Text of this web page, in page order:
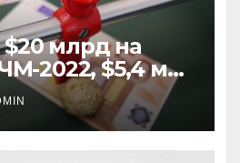
$20 млрд на
2022, $5,4 млн